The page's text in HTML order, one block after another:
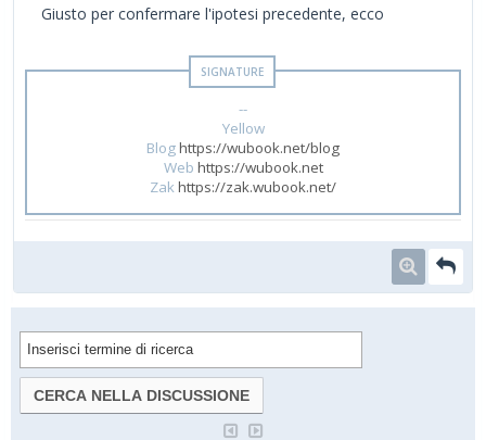
Giusto per confermare l'ipotesi precedente, ecco
--
Yellow
Bloghttps://wubook.net/blog
Web https://wubook.net
Zak https://zak.wubook.net/